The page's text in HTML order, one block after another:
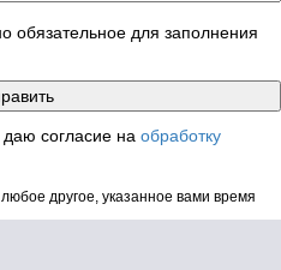
обязательное для заполнения
согласие на обработку
другое, указанное вами время